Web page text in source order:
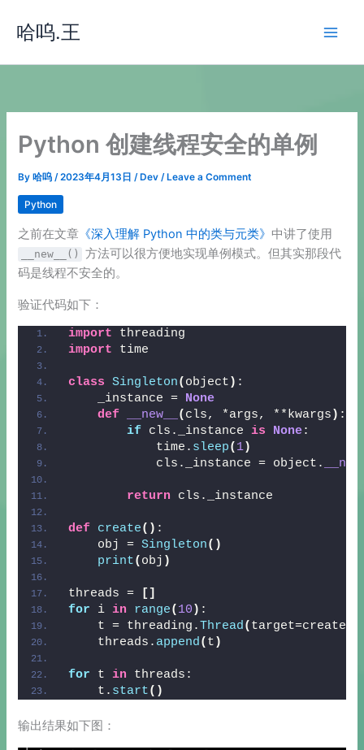
哈呜.王
Python 创建线程安全的单例
By哈呜/2023年4月13日/ Dev / Leave a Comment
Python
之前在文章 《深入理解 Python 中的类与元类》 中讲了使用
__new__()
方法可以很方便地实现单例模式。但其实那段代
码是线程不安全的。
验证代码如下：
import threading
import time
class Singleton( object ) :
    _instance =
None
def
__new__ ( cls, *args, **kwargs ) :
if cls._instance is None:
            time.
sleep( 1)
            cls._instance = object.
return cls._instance
def create() :
    obj =
Singleton()
print( obj )
threads =
[]
for i in range( 10 ) :
    t = threading.
Thread( target=create
    threads.
append( t )
for t in threads:
    t.
start()
输出结果如下图：